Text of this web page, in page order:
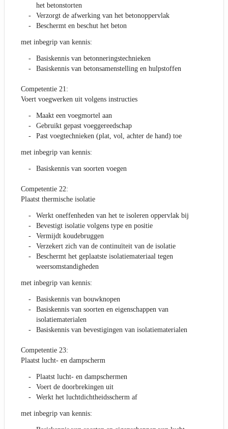
het betonstorten
Verzorgt de afwerking van het betonoppervlak
Beschermt en beschut het beton
met inbegrip van kennis:
Basiskennis van betonneringstechnieken
Basiskennis van betonsamenstelling en hulpstoffen
Competentie 21:
Voert voegwerken uit volgens instructies
Maakt een voegmortel aan
Gebruikt gepast voeggereedschap
Past voegtechnieken (plat, vol, achter de hand) toe
met inbegrip van kennis:
Basiskennis van soorten voegen
Competentie 22:
Plaatst thermische isolatie
Werkt oneffenheden van het te isoleren oppervlak bij
Bevestigt isolatie volgens type en positie
Vermijdt koudebruggen
Verzekert zich van de continuïteit van de isolatie
Beschermt het geplaatste isolatiemateriaal tegen
weersomstandigheden
met inbegrip van kennis:
Basiskennis van bouwknopen
Basiskennis van soorten en eigenschappen van
isolatiematerialen
Basiskennis van bevestigingen van isolatiematerialen
Competentie 23:
Plaatst lucht- en dampscherm
Plaatst lucht- en dampschermen
Voert de doorbrekingen uit
Werkt het luchtdichtheidsscherm af
met inbegrip van kennis: